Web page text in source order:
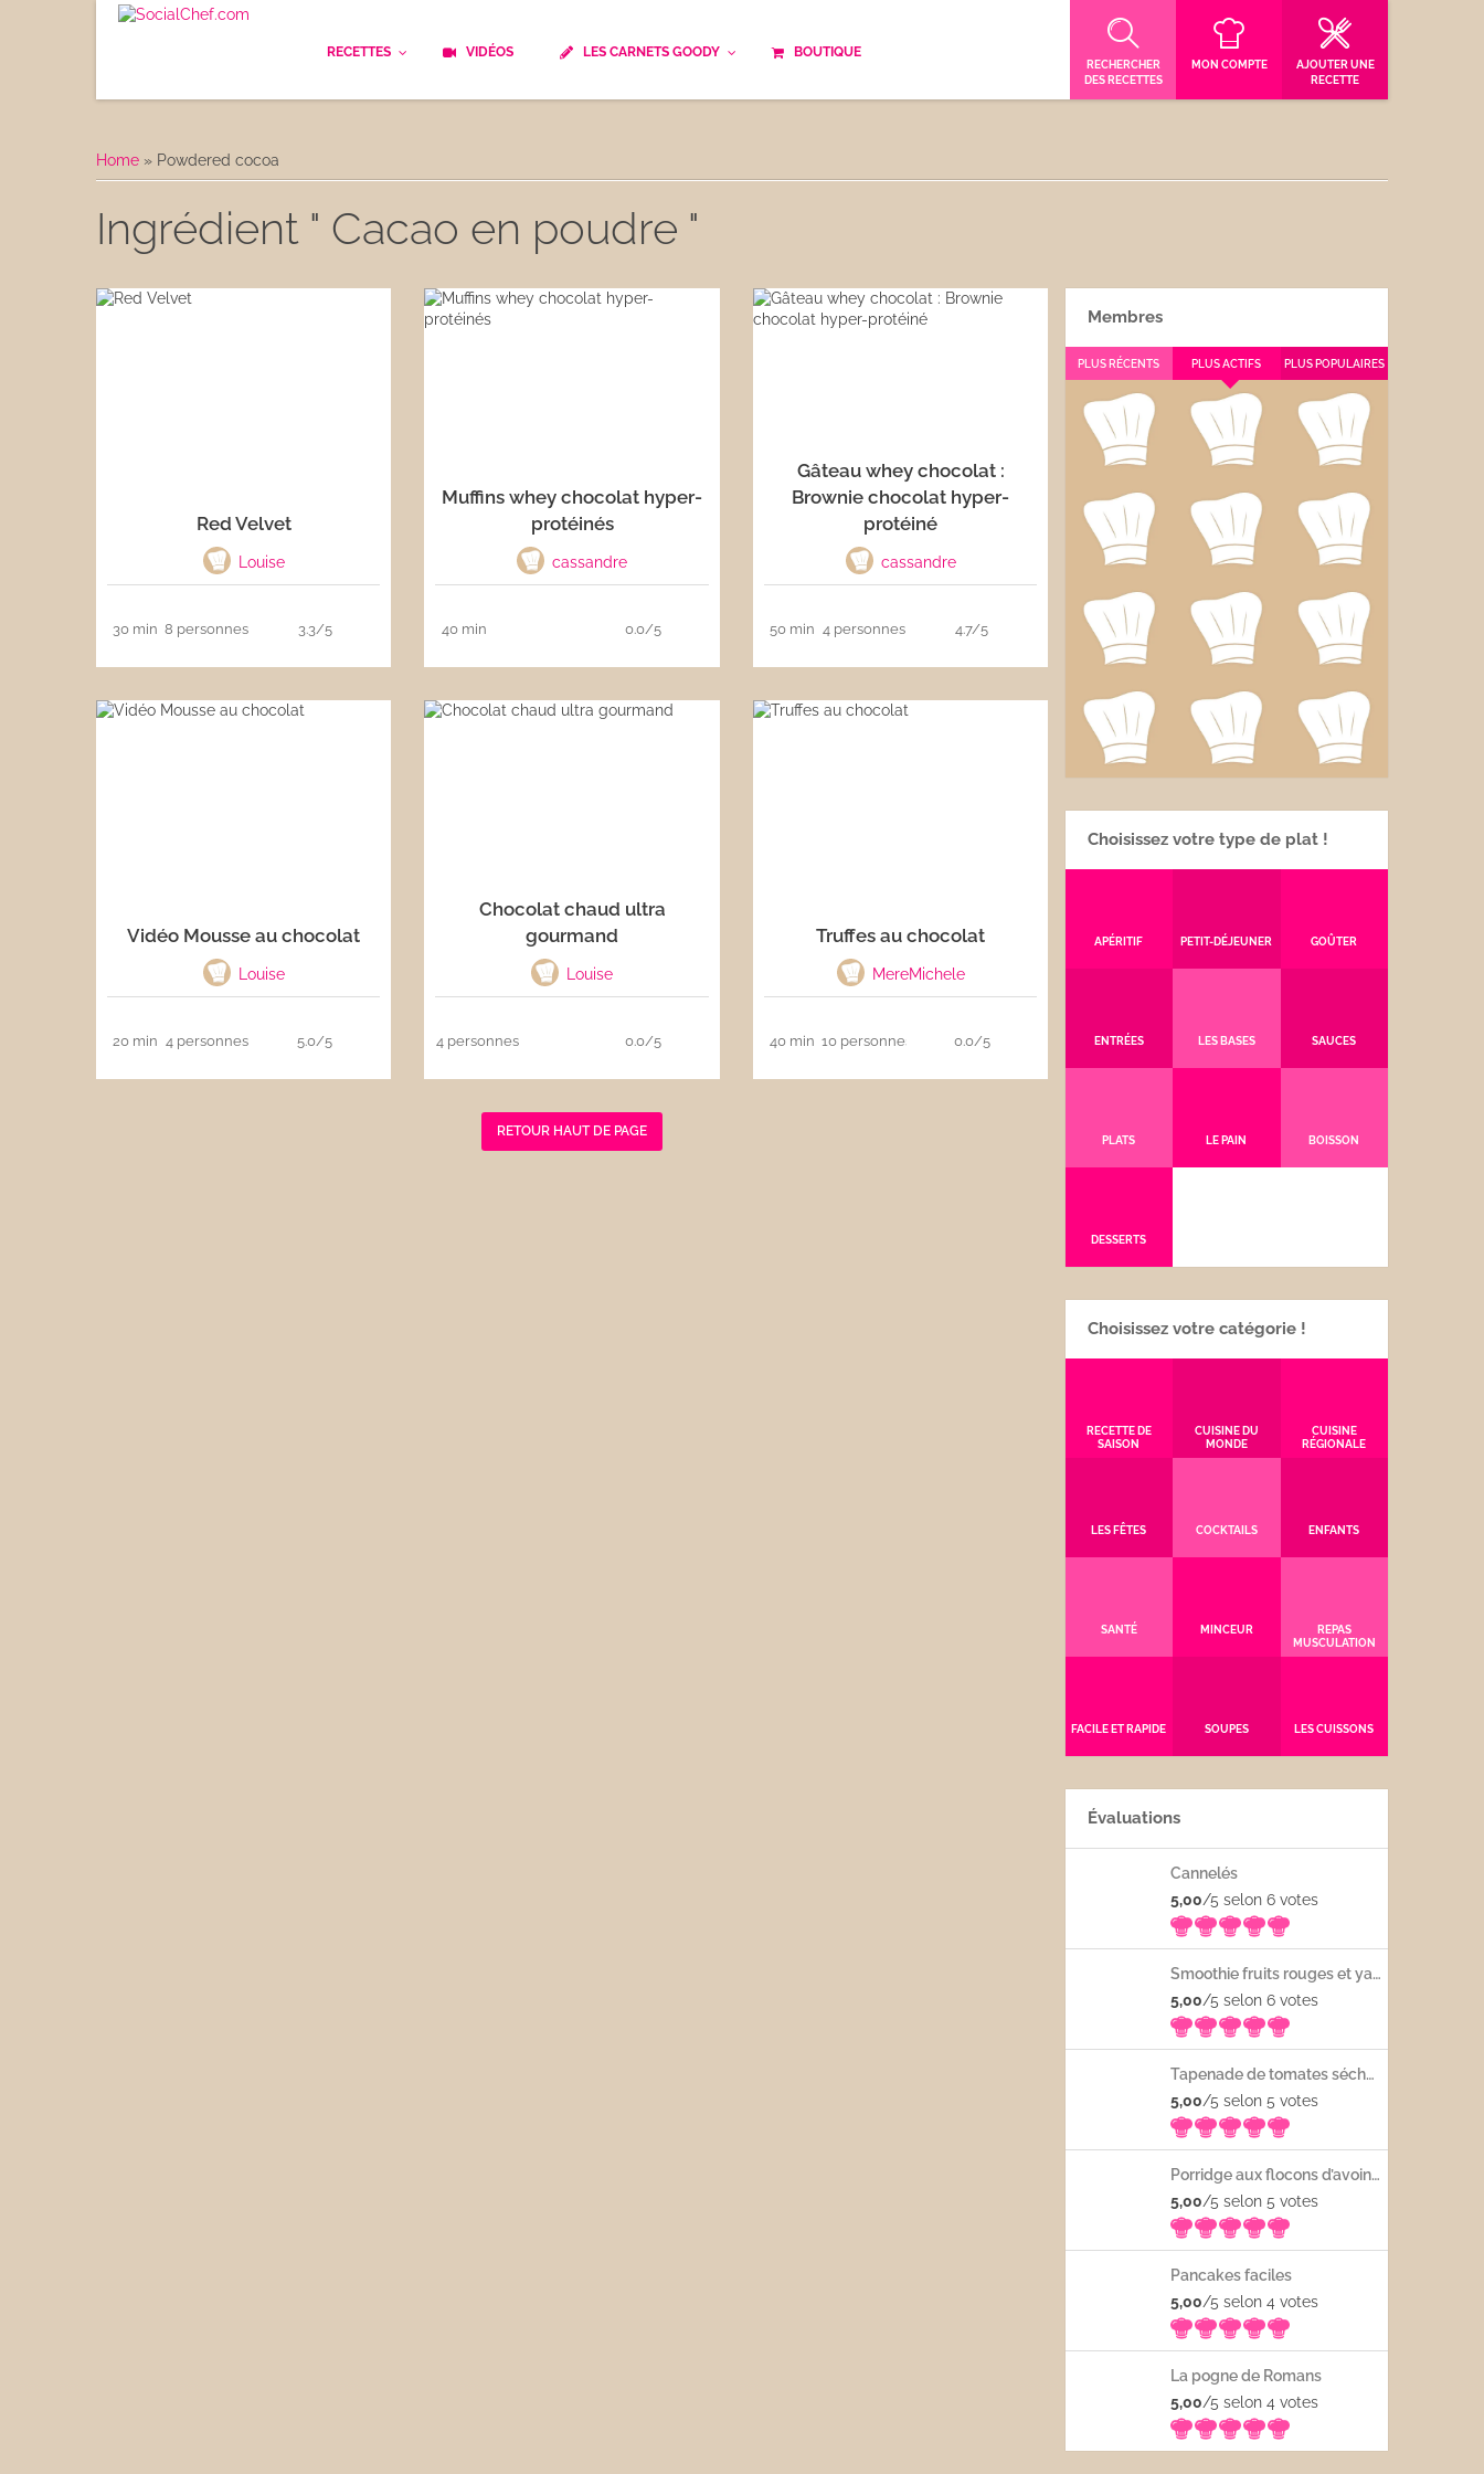
RECETTES
Le Pain
Apéritifs
Déjeuner
Boissons
Cuisine française traditionnelle
Enfants Robots multifonctions
VIDÉOS LES CARNETS GOODY
Spécialité culinaire
Les astuces Goody
BOUTIQUE
RECHERCHER
DES RECETTES
MON COMPTE
AJOUTER UNE
RECETTE
Home » Powdered cocoa
Ingrédient " Cacao en poudre "
Red Velvet
Louise
30 min 8 personnes 3.3/5
Muffins whey chocolat hyper-
protéinés
cassandre
40 min 0.0/5
Gâteau whey chocolat :
Brownie chocolat hyper-
protéiné
cassandre
50 min 4 personnes 4.7/5
Vidéo Mousse au chocolat
Louise
20 min 4 personnes 5.0/5
Chocolat chaud ultra
gourmand
Louise
4 personnes 0.0/5
Truffes au chocolat
MereMichele
40 min 10 personnes 0.0/5
RETOUR HAUT DE PAGE
Membres
PLUS RÉCENTS PLUS ACTIFS PLUS POPULAIRES
Choisissez votre type de plat !
APÉRITIF PETIT-DÉJEUNER GOÛTER
ENTRÉES LES BASES SAUCES
PLATS LE PAIN BOISSON
DESSERTS
Choisissez votre catégorie !
RECETTE DE
SAISON
CUISINE DU
MONDE
CUISINE
RÉGIONALE
LES FÊTES COCKTAILS ENFANTS
SANTÉ MINCEUR
REPAS
MUSCULATION
FACILE ET RAPIDE SOUPES LES CUISSONS
Évaluations
Cannelés
5,00/5 selon 6 votes
Smoothie fruits rouges et yaourt
5,00/5 selon 6 votes
Tapenade de tomates séchées
5,00/5 selon 5 votes
Porridge aux flocons d’avoine avec les fruits frais
5,00/5 selon 5 votes
Pancakes faciles
5,00/5 selon 4 votes
La pogne de Romans
5,00/5 selon 4 votes